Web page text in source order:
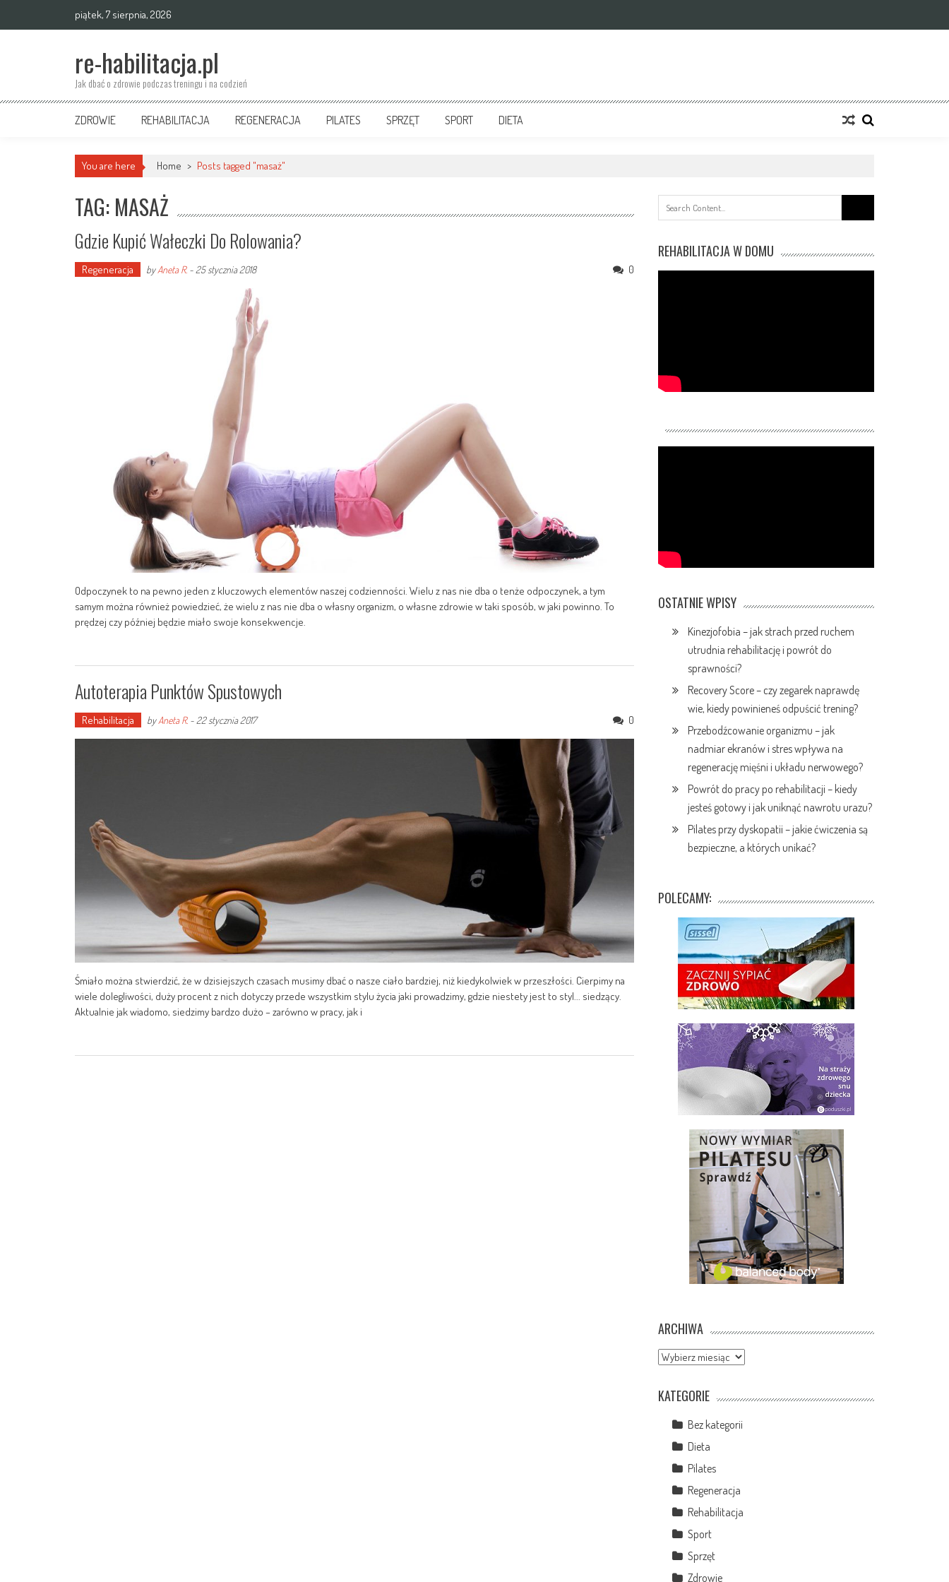
piątek, 7 sierpnia, 2026
re-habilitacja.pl
Jak dbać o zdrowie podczas treningu i na codzień
ZDROWIE REHABILITACJA REGENERACJA PILATES SPRZĘT SPORT DIETA
You are here Home > Posts tagged "masaż"
TAG: MASAŻ
Gdzie Kupić Wałeczki Do Rolowania?
Regeneracja byAneta R. - 25 stycznia 2018 0
Odpoczynek to na pewno jeden z kluczowych elementów naszej codzienności. Wielu z nas nie dba o tenże odpoczynek, a tym
samym można również powiedzieć, że wielu z nas nie dba o własny organizm, o własne zdrowie w taki sposób, w jaki powinno. To
prędzej czy później będzie miało swoje konsekwencje.
Autoterapia Punktów Spustowych
Rehabilitacja byAneta R. - 22 stycznia 2017 0
Śmiało można stwierdzić, że w dzisiejszych czasach musimy dbać o nasze ciało bardziej, niż kiedykolwiek w przeszłości. Cierpimy na
wiele dolegliwości, duży procent z nich dotyczy przede wszystkim stylu życia jaki prowadzimy, gdzie niestety jest to styl... siedzący.
Aktualnie jak wiadomo, siedzimy bardzo dużo – zarówno w pracy, jak i
for:
REHABILITACJA W DOMU
OSTATNIE WPISY
Kinezjofobia – jak strach przed ruchem
utrudnia rehabilitację i powrót do
sprawności?
Recovery Score – czy zegarek naprawdę
wie, kiedy powinieneś odpuścić trening?
Przebodźcowanie organizmu – jak
nadmiar ekranów i stres wpływa na
regenerację mięśni i układu nerwowego?
Powrót do pracy po rehabilitacji – kiedy
jesteś gotowy i jak uniknąć nawrotu urazu?
Pilates przy dyskopatii – jakie ćwiczenia są
bezpieczne, a których unikać?
POLECAMY:
ARCHIWA
Archiwa
KATEGORIE
Bez kategorii
Dieta
Pilates
Regeneracja
Rehabilitacja
Sport
Sprzęt
Zdrowie